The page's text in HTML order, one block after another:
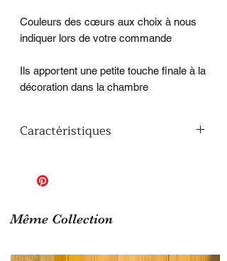
Couleurs des cœurs aux choix à nous
indiquer lors de votre commande
Ils apportent une petite touche finale à la
décoration dans la chambre
Caractéristiques
épaisseur : 10mm
Finition vernis
Même Collection